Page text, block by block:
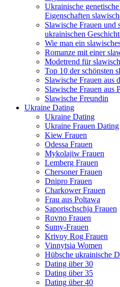
Ukrainische
Eigenschaften
Slawische Frauen und
ukrainischen
Wie man ein
Romanze mit einer
Modetrend für
Top 10 der schönsten
Slawische Frauen aus
Slawische Frauen aus
Slawische Freundin
Ukraine Dating
Ukraine Dating
Ukraine Frauen Dating
Kiew Frauen
Odessa Frauen
Mykolajiw Frauen
Lemberg Frauen
Chersoner Frauen
Dnipro Frauen
Charkower Frauen
Frau aus Poltawa
Saporischschja Frauen
Rovno Frauen
Sumy-Frauen
Krivoy Rog Frauen
Vinnytsia Women
Hübsche ukrainische
Dating über 30
Dating über 35
Dating über 40